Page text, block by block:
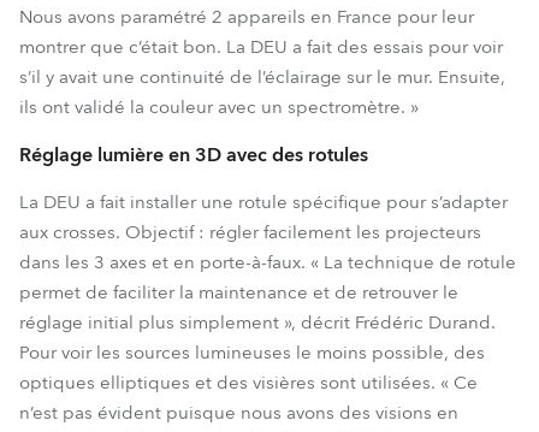
Nous avons paramétré 2 appareils en France pour leur
montrer que c’était bon. La DEU a fait des essais pour voir
s’il y avait une continuité de l’éclairage sur le mur. Ensuite,
ils ont validé la couleur avec un spectromètre. »
Réglage lumière en 3D avec des rotules
La DEU a fait installer une rotule spécifique pour s’adapter
aux crosses. Objectif : régler facilement les projecteurs
dans les 3 axes et en porte-à-faux. « La technique de rotule
permet de faciliter la maintenance et de retrouver le
réglage initial plus simplement », décrit Frédéric Durand.
Pour voir les sources lumineuses le moins possible, des
optiques elliptiques et des visières sont utilisées. « Ce
n’est pas évident puisque nous avons des visions en